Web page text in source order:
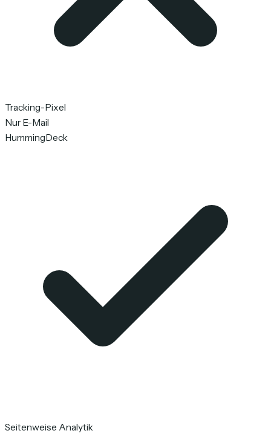
Tracking-Pixel
Nur E-Mail
HummingDeck
Seitenweise Analytik